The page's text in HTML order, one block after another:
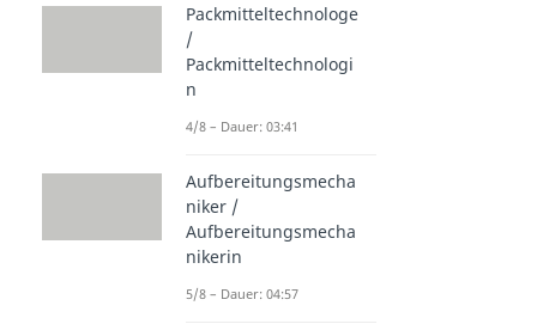
Packmitteltechnologe
/
Packmitteltechnologi
n
4/8 – Dauer: 03:41
Aufbereitungsmecha
niker /
Aufbereitungsmecha
nikerin
5/8 – Dauer: 04:57